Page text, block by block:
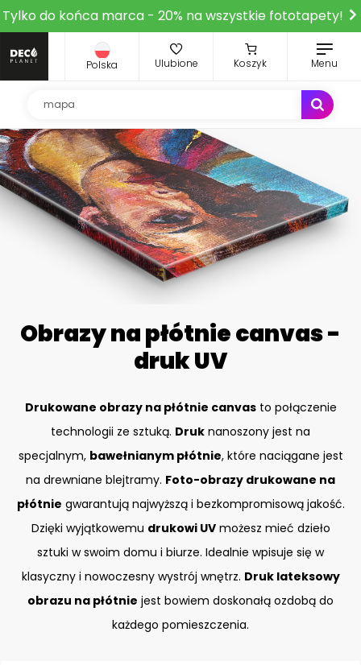
Tylko do końca marca - 20% na wszystkie fototapety!
Polska Ulubione Koszyk Menu
Obrazy na płótnie canvas -
druk UV
Drukowane obrazy na płótnie canvasto połączenie
technologii ze sztuką. Druk nanoszony jest na
specjalnym, bawełnianym płótnie, które naciągane jest
na drewniane blejtramy. Foto-obrazy drukowane na
płótnie gwarantują najwyższą i bezkompromisową jakość.
Dzięki wyjątkowemu drukowi UVmożesz mieć dzieło
sztuki w swoim domu i biurze. Idealnie wpisuje się w
klasyczny i nowoczesny wystrój wnętrz. Druk lateksowy
obrazu na płótnie jest bowiem doskonałą ozdobą do
każdego pomieszczenia.